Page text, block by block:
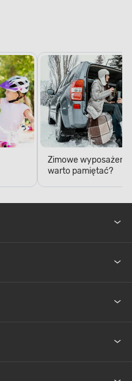
Zimowe
warto pamiętać?